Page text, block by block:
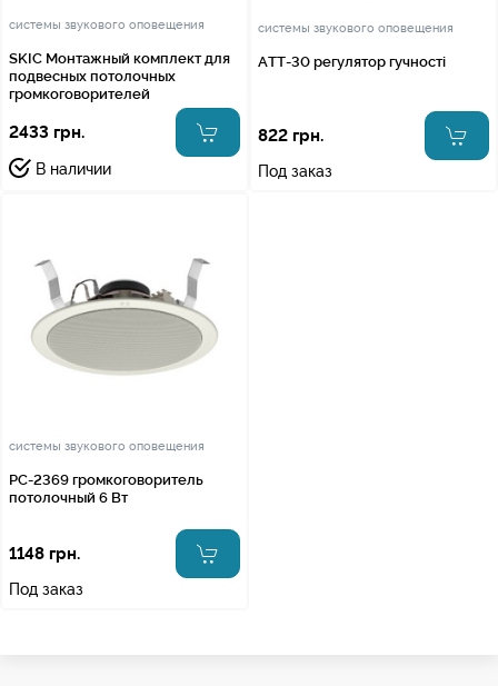
системы звукового оповещения
SKIC Монтажный комплект для
подвесных потолочных
громкоговорителей
2433 грн.
В наличии
системы звукового оповещения
ATT-30 регулятор гучності
822 грн.
Под заказ
системы звукового оповещения
PC-2369 громкоговоритель
потолочный 6 Вт
1148 грн.
Под заказ